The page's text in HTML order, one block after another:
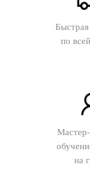
Быстрая
по
на